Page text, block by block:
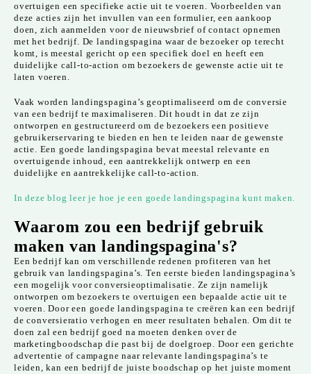
overtuigen een specifieke actie uit te voeren. Voorbeelden van
deze acties zijn het invullen van een formulier, een aankoop
doen, zich aanmelden voor de nieuwsbrief of contact opnemen
met het bedrijf. De landingspagina waar de bezoeker op terecht
komt, is meestal gericht op een specifiek doel en heeft een
duidelijke call-to-action om bezoekers de gewenste actie uit te
laten voeren.
Vaak worden landingspagina’s geoptimaliseerd om de conversie
van een bedrijf te maximaliseren. Dit houdt in dat ze zijn
ontworpen en gestructureerd om de bezoekers een positieve
gebruikerservaring te bieden en hen te leiden naar de gewenste
actie. Een goede landingspagina bevat meestal relevante en
overtuigende inhoud, een aantrekkelijk ontwerp en een
duidelijke en aantrekkelijke call-to-action.
In deze blog leer je hoe je een goede landingspagina kunt maken.
Waarom zou een bedrijf gebruik
maken van landingspagina's?
Een bedrijf kan om verschillende redenen profiteren van het
gebruik van landingspagina’s. Ten eerste bieden landingspagina’s
een mogelijk voor conversieoptimalisatie. Ze zijn namelijk
ontworpen om bezoekers te overtuigen een bepaalde actie uit te
voeren. Door een goede landingspagina te creëren kan een bedrijf
de conversieratio verhogen en meer resultaten behalen. Om dit te
doen zal een bedrijf goed na moeten denken over de
marketingboodschap die past bij de doelgroep. Door een gerichte
advertentie of campagne naar relevante landingspagina’s te
leiden, kan een bedrijf de juiste boodschap op het juiste moment